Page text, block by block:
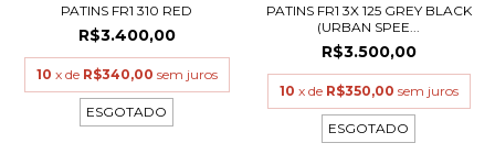
PATINS FR1 310 RED
R$3.400,00
10 x de R$340,00 sem juros
ESGOTADO
PATINS FR1 3X 125 GREY BLACK
(URBAN SPEE...
R$3.500,00
10 x de R$350,00 sem juros
ESGOTADO